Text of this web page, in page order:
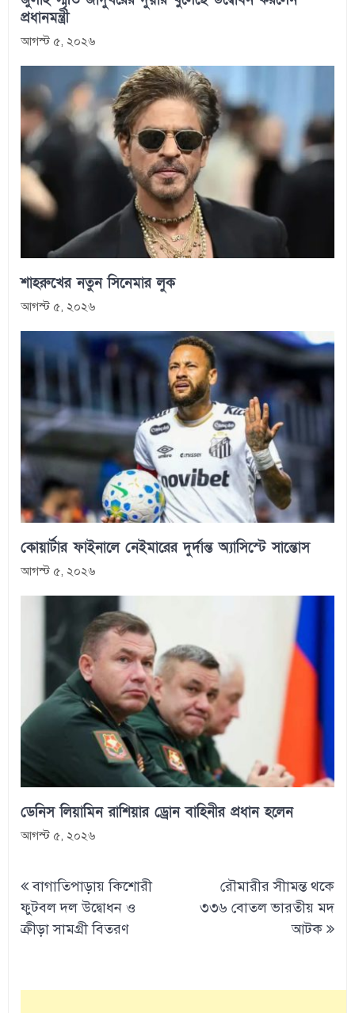
প্রধানমন্ত্রী
আগস্ট ৫, ২০২৬
শাহরুখের নতুন সিনেমার লুক
আগস্ট ৫, ২০২৬
কোয়ার্টার ফাইনালে নেইমারের দুর্দান্ত অ্যাসিস্টে সান্তোস
আগস্ট ৫, ২০২৬
ডেনিস লিয়ামিন রাশিয়ার ড্রোন বাহিনীর প্রধান হলেন
আগস্ট ৫, ২০২৬
Post
navigation
বাগাতিপাড়ায় কিশোরী
ফুটবল দল উদ্বোধন ও
ক্রীড়া সামগ্রী বিতরণ
রৌমারীর সীামন্ত থকে
৩৩৬ বোতল ভারতীয় মদ
আটক